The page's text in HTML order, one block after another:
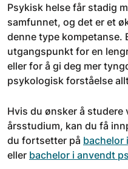
Psykisk helse får stadig
samfunnet, og det er et
denne type kompetanse.
utgangspunkt for en
eller for å gi deg mer
psykologisk forståelse
Hvis du ønsker å
årsstudium, kan du få
du fortsetter på bachelor
eller bachelor i anvendt